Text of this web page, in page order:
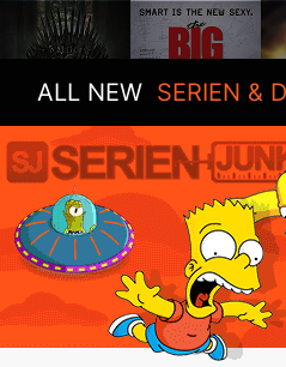
ALL NEW SERIEN &